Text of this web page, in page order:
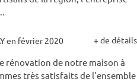
en février 2020
+ de détails
rénovation de notre maison à
très satisfaits de l'ensemble